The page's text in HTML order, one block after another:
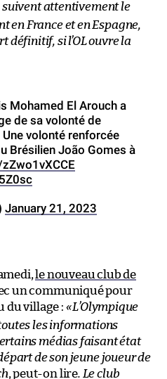
suivent attentivement le
en France et en Espagne,
définitif, si l’OL ouvre la
Mohamed El Arouch a
de sa volonté de
Une volonté renforcée
Brésilien João Gomes à
January 21, 2023
le nouveau club de
un communiqué pour
du village : «L’Olympique
les informations
médias faisant état
de son jeune joueur de
, peut-on lire. Le club